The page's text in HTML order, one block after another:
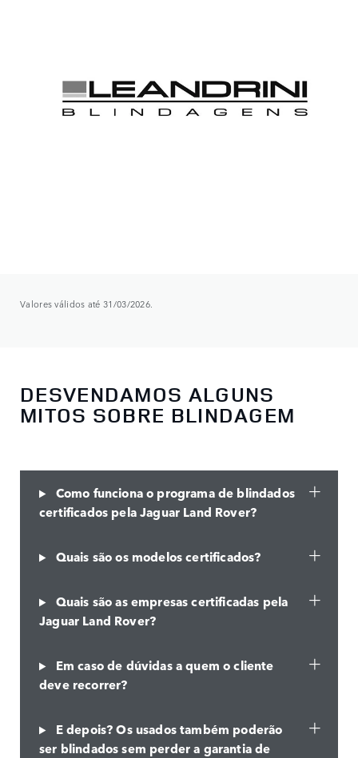
Valores válidos até 31/03/2026.
DESVENDAMOS ALGUNS
MITOS SOBRE BLINDAGEM
Como funciona o programa de blindados
certificados pela Jaguar Land Rover?
Quais são os modelos certificados?
Quais são as empresas certificadas pela
Jaguar Land Rover?
Em caso de dúvidas a quem o cliente
deve recorrer?
E depois? Os usados também poderão
ser blindados sem perder a garantia de